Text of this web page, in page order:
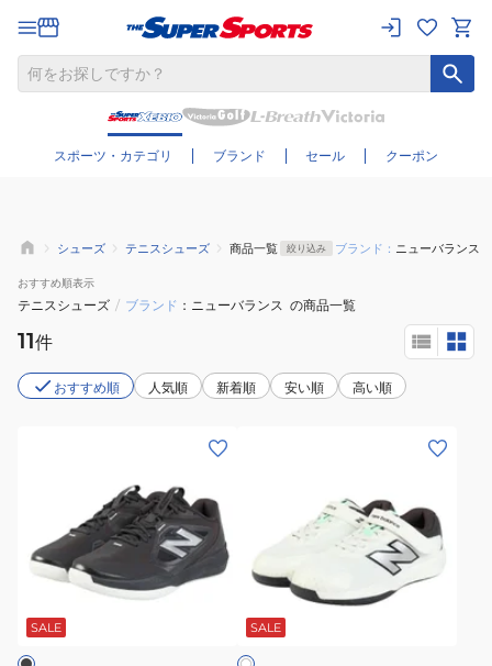
スポーツ・カテゴリ ブランド セール クーポン
さらに絞り込む
シューズ テニスシューズ 商品一覧 絞り込み ブランド： ニューバランス
おすすめ順表示
テニスシューズ / ブランド ニューバランス の商品一覧
11件
おすすめ順 人気順 新着順 安い順 高い順
ー
ト
SALE
ニ
オ
ー
SALE
シ